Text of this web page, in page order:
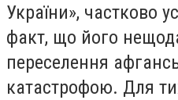
України», частково
факт, що його
переселення
катастрофою. Для